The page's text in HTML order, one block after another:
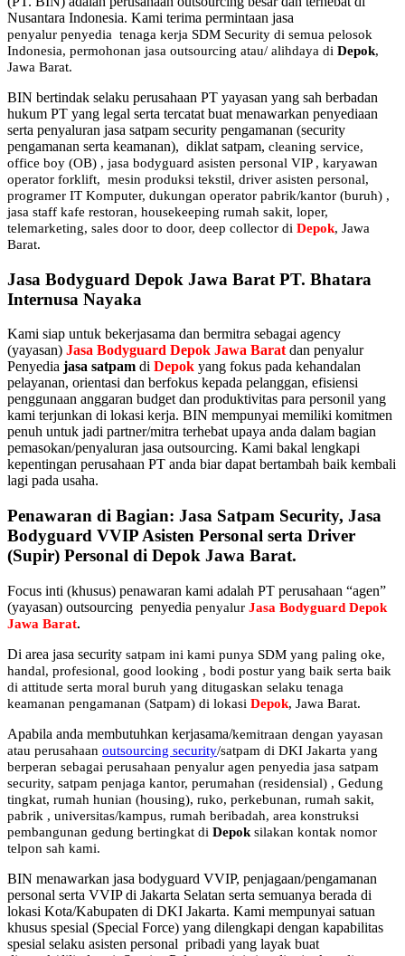
Nusantara Indonesia. Kami terima permintaan jasa
penyalur penyedia tenaga kerja SDM Security di semua pelosok
Indonesia, permohonan jasa outsourcing atau/ alihdaya di Depok,
Jawa Barat.
BIN bertindak selaku perusahaan PT yayasan yang sah berbadan
hukum PT yang legal serta tercatat buat menawarkan penyediaan
serta penyaluran jasa satpam security pengamanan (security
pengamanan serta keamanan), diklat satpam, cleaning service,
office boy (OB) , jasa bodyguard asisten personal VIP , karyawan
operator forklift, mesin produksi tekstil, driver asisten personal,
programer IT Komputer, dukungan operator pabrik/kantor (buruh) ,
jasa staff kafe restoran, housekeeping rumah sakit, loper,
telemarketing, sales door to door, deep collector di Depok, Jawa
Barat.
Jasa Bodyguard Depok Jawa Barat PT. Bhatara
Internusa Nayaka
Kami siap untuk bekerjasama dan bermitra sebagai agency
(yayasan) Jasa Bodyguard Depok Jawa Barat dan penyalur
Penyedia jasa satpam di Depok yang fokus pada kehandalan
pelayanan, orientasi dan berfokus kepada pelanggan, efisiensi
penggunaan anggaran budget dan produktivitas para personil yang
kami terjunkan di lokasi kerja. BIN mempunyai memiliki komitmen
penuh untuk jadi partner/mitra terhebat upaya anda dalam bagian
pemasokan/penyaluran jasa outsourcing. Kami bakal lengkapi
kepentingan perusahaan PT anda biar dapat bertambah baik kembali
lagi pada usaha.
Penawaran di Bagian: Jasa Satpam Security, Jasa
Bodyguard VVIP Asisten Personal serta Driver
(Supir) Personal di Depok Jawa Barat.
Focus inti (khusus) penawaran kami adalah PT perusahaan “agen”
(yayasan) outsourcing penyedia penyalur Jasa Bodyguard Depok
Jawa Barat.
Di area jasa security satpam ini kami punya SDM yang paling oke,
handal, profesional, good looking , bodi postur yang baik serta baik
di attitude serta moral buruh yang ditugaskan selaku tenaga
keamanan pengamanan (Satpam) di lokasi Depok, Jawa Barat.
Apabila anda membutuhkan kerjasama/kemitraan dengan yayasan
atau perusahaan outsourcing security/satpam di DKI Jakarta yang
berperan sebagai perusahaan penyalur agen penyedia jasa satpam
security, satpam penjaga kantor, perumahan (residensial) , Gedung
tingkat, rumah hunian (housing), ruko, perkebunan, rumah sakit,
pabrik , universitas/kampus, rumah beribadah, area konstruksi
pembangunan gedung bertingkat di Depok silakan kontak nomor
telpon sah kami.
BIN menawarkan jasa bodyguard VVIP, penjagaan/pengamanan
personal serta VVIP di Jakarta Selatan serta semuanya berada di
lokasi Kota/Kabupaten di DKI Jakarta. Kami mempunyai satuan
khusus spesial (Special Force) yang dilengkapi dengan kapabilitas
spesial selaku asisten personal pribadi yang layak buat